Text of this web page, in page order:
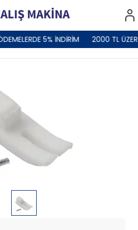
5% İNDİRİM 2000 TL